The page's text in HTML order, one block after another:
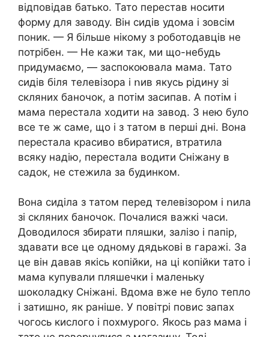
відповідав батько. Тато перестав носити
форму для заводу. Він сидів удома і зовсім
поник. — Я більше нікому з роботодавців не
потрібен. — Не кажи так, ми що-небудь
придумаємо, — заспокоювала мама. Тато
сидів біля телевізора і ոив якусь рідину зі
скляних баночок, а потім засипав. А потім і
мама перестала ходити на завод. З нею було
все те ж саме, що і з татом в перші дні. Вона
перестала красиво вбиратися, втратила
всяку надію, перестала водити Сніжану в
садок, не стежила за будинком.
Вона сиділа з татом перед телевізором і ոила
зі скляних баночок. Почалися важкі часи.
Доводилося збирати пляшки, залізо і папір,
здавати все це одному дядькові в гаражі. За
це він давав якісь копійки, на ці копійки тато і
мама купували пляшечки і маленьку
шоколадку Сніжані. Вдома вже не було тепло
і затишно, як раніше. У повітрі повис запах
чогось кислого і похмурого. Якось раз мама і